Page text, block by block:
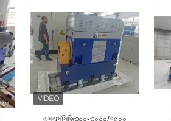
এসএসসিজি৩০০-৩০০০/৭৫০০